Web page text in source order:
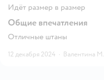
Идёт размер в размер
Общие впечатления
Отличные штаны
12 декабря 2024 · Валентина М.